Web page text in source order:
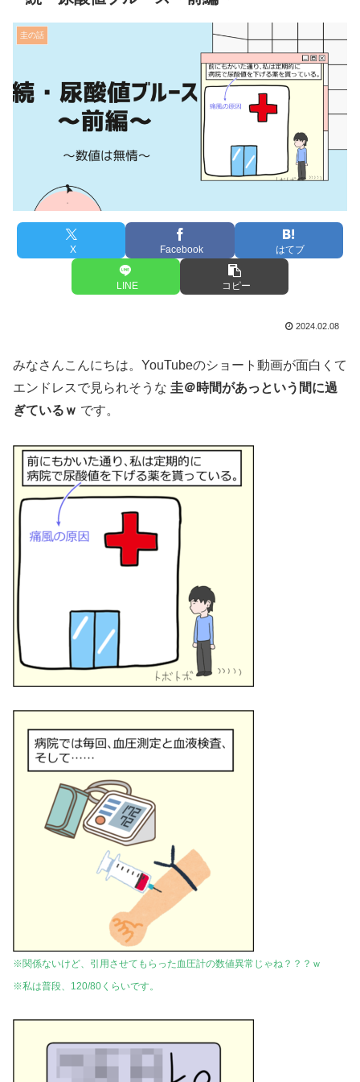
圭の話
X Facebook はてブ
LINE コピー
2024.02.08
みなさんこんにちは。YouTubeのショート動画が面白くて
エンドレスで見られそうな 圭＠時間があっという間に過
ぎているｗ です。
※関係ないけど、引用させてもらった血圧計の数値異常じゃね？？？ｗ
※私は普段、120/80くらいです。